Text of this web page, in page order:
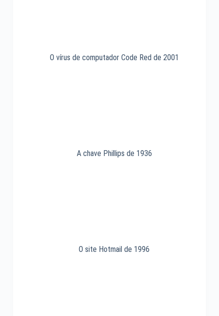
O vírus de computador Code Red de 2001
A chave Phillips de 1936
O site Hotmail de 1996